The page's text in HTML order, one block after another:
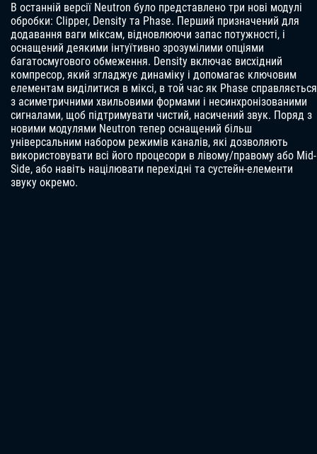
В останній версії Neutron було представлено три нові модулі
обробки: Clipper, Density та Phase. Перший призначений для
додавання ваги міксам, відновлюючи запас потужності, і
оснащений деякими інтуїтивно зрозумілими опціями
багатосмугового обмеження. Density включає висхідний
компресор, який згладжує динаміку і допомагає ключовим
елементам виділитися в міксі, в той час як Phase справляється
з асиметричними хвильовими формами і несинхронізованими
сигналами, щоб підтримувати чистий, насичений звук. Поряд з
новими модулями Neutron тепер оснащений більш
універсальним набором режимів каналів, які дозволяють
використовувати всі його процесори в лівому/правому або Mid-
Side, або навіть націлювати перехідні та сустейн-елементи
звуку окремо.